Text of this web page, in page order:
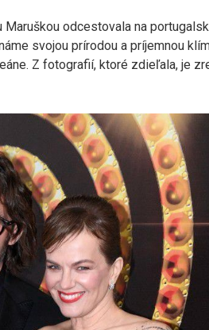
odcestovala na
svojou prírodou a príjemnou
Z fotografií, ktoré zdieľala, je